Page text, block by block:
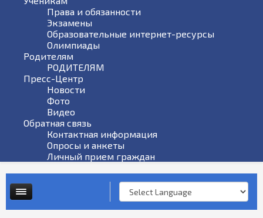
Права и обязанности
Экзамены
Образовательные интернет-ресурсы
Олимпиады
Родителям
РОДИТЕЛЯМ
Пресс-Центр
Новости
Фото
Видео
Обратная связь
Контактная информация
Опросы и анкеты
Личный прием граждан